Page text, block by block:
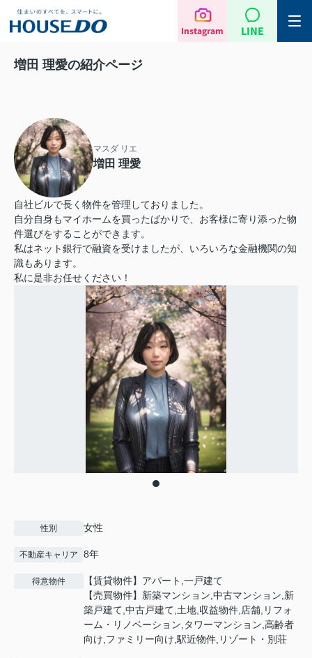
Instagram LINE
増田 理愛の紹介ページ
マスダ リエ
増田 理愛
自社ビルで長く物件を管理しておりました。
自分自身もマイホームを買ったばかりで、お客様に寄り添った物
件選びをすることができます。
私はネット銀行で融資を受けましたが、いろいろな金融機関の知
識もあります。
私に是非お任せください！
性別 女性
不動産キャリア 8年
得意物件
【賃貸物件】アパート,一戸建て
【売買物件】新築マンション,中古マンション,新
築戸建て,中古戸建て,土地,収益物件,店舗,リフォ
ーム・リノベーション,タワーマンション,高齢者
向け,ファミリー向け,駅近物件,リゾート・別荘